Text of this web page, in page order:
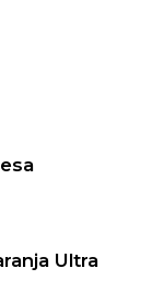
Ultra